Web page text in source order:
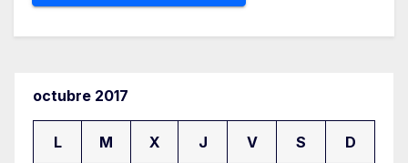
octubre 2017
L M X J V S D